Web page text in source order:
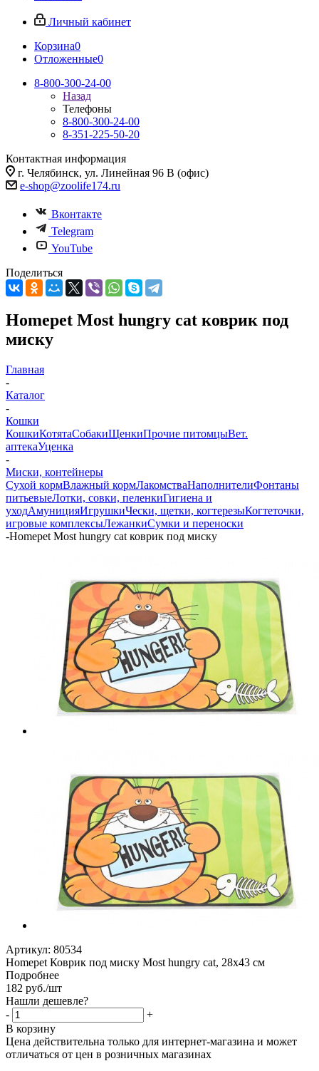
Личный кабинет
Корзина0
Отложенные0
8-800-300-24-00
Назад
Телефоны
8-800-300-24-00
8-351-225-50-20
Контактная информация
г. Челябинск, ул. Линейная 96 В (офис)
e-shop@zoolife174.ru
Вконтакте
Telegram
YouTube
Поделиться
Homepet Most hungry cat коврик под
миску
Главная
-
Каталог
-
Кошки
КошкиКотятаСобакиЩенкиПрочие питомцыВет.
аптекаУценка
-
Миски, контейнеры
Сухой кормВлажный кормЛакомстваНаполнителиФонтаны
питьевыеЛотки, совки, пеленкиГигиена и
уходАмуницияИгрушкиЧески, щетки, когтерезыКогтеточки,
игровые комплексыЛежанкиСумки и переноски
-Homepet Most hungry cat коврик под миску
Артикул: 80534
Homepet Коврик под миску Most hungry cat, 28х43 см
Подробнее
182 руб./шт
Нашли дешевле?
-
+
В корзину
Цена действительна только для интернет-магазина и может
отличаться от цен в розничных магазинах